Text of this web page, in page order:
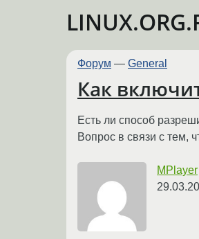
Форум — General
Как
Есть ли способ
Вопрос в связи с тем,
MPlayer